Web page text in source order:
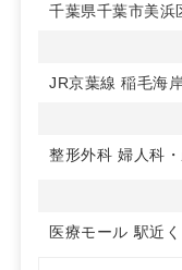
角地に位置するた
れやすい環境です
アです。
既に小児科、眼科
をお考えの方に最
千葉県千葉市美浜
JR京葉線 稲毛海
整形外科 婦人科
医療モール 駅近く